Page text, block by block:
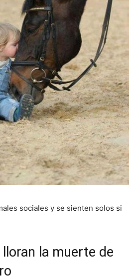
sociales y se sienten solos si
la muerte de